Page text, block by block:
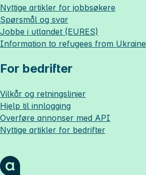
Nyttige artikler for jobbsøkere
Spørsmål og svar
Jobbe i utlandet (EURES)
Information to refugees from Ukraine
For bedrifter
Vilkår og retningslinjer
Hjelp til innlogging
Overføre annonser med API
Nyttige artikler for bedrifter